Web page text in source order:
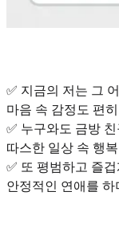
✅ 지금의 저는 그
마음 속 감정도 편
✅ 누구와도 금방
따스한 일상 속 행
✅ 또 평범하고 즐겁
안정적인 연애를